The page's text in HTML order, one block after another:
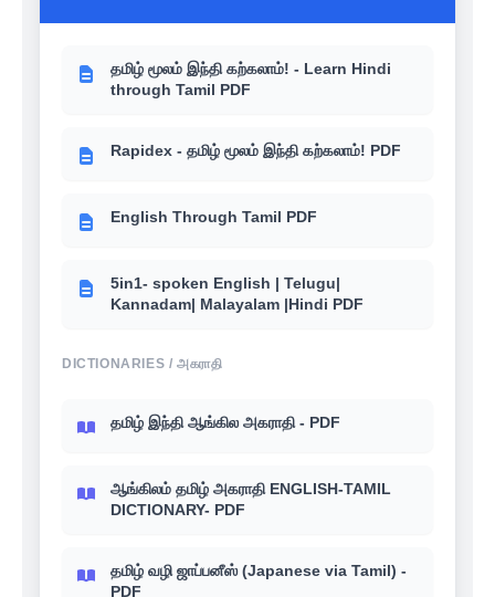
books இந்திய அரசியல் (Polity)
தமிழ் மூலம் இந்தி கற்கலாம்! - Learn Hindi
through Tamil PDF
Rapidex - தமிழ் மூலம் இந்தி கற்கலாம்! PDF
English Through Tamil PDF
5in1- spoken English | Telugu|
Kannadam| Malayalam |Hindi PDF
DICTIONARIES / அகராதி
தமிழ் இந்தி ஆங்கில அகராதி - PDF
ஆங்கிலம் தமிழ் அகராதி ENGLISH-TAMIL
DICTIONARY- PDF
தமிழ் வழி ஜாப்பனீஸ் (Japanese via Tamil) -
PDF